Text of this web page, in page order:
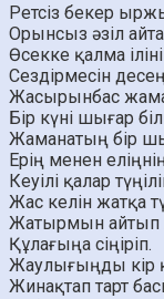
Ретсіз бекер
Орынсыз әзіл
Өсекке қалма
Сездірмесін
Жасырынбас
Бір күні шығар
Жаманатың бір
Ерің менен
Кеуілі қалар
Жас келін жатқа
Жатырмын айтып
Құлағыңа сіңіріп.
Жаулығыңды кір
Жинақтап тарт